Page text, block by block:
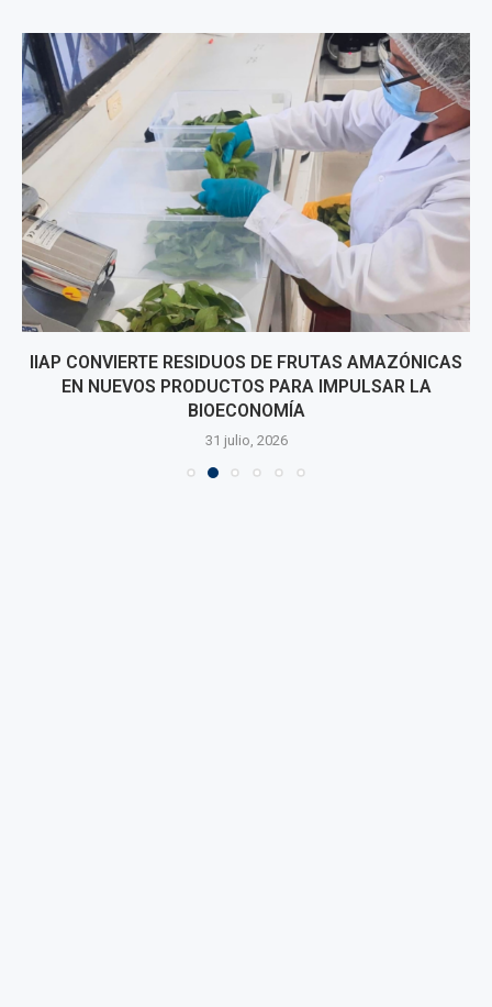
IIAP CONVIERTE RESIDUOS DE FRUTAS AMAZÓNICAS
EN NUEVOS PRODUCTOS PARA IMPULSAR LA
BIOECONOMÍA
31 julio, 2026